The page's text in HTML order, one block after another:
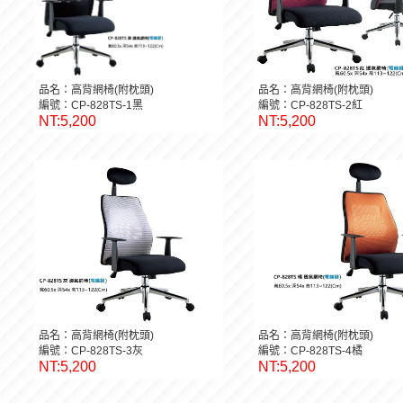
品名：高背網椅(附枕頭)
編號：CP-828TS-1黑
NT:5,200
品名：高背網椅(附枕頭)
編號：CP-828TS-2紅
NT:5,200
品名：高背網椅(附枕頭)
編號：CP-828TS-3灰
NT:5,200
品名：高背網椅(附枕頭)
編號：CP-828TS-4橘
NT:5,200